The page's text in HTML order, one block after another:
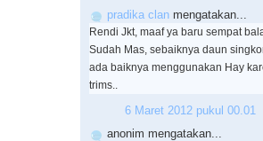
pradika clan mengatakan...
Rendi Jkt, maaf ya baru sempat
Sudah Mas, sebaiknya daun
ada baiknya menggunakan Hay
trims..
6 Maret 2012 pukul 00.01
anonim mengatakan...